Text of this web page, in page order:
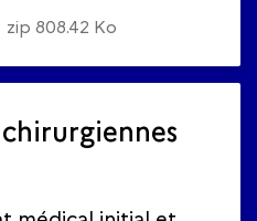
zip 808.42 Ko